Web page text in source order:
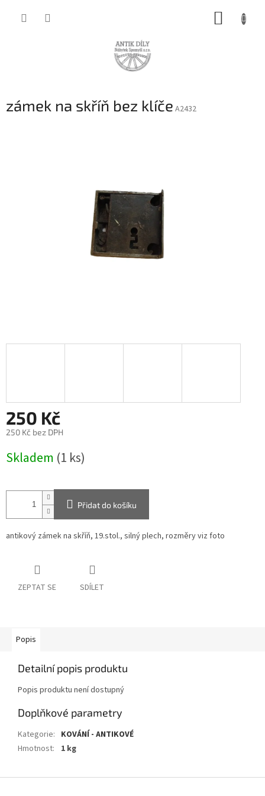
zámek na skříň bez klíče A2432
250 Kč
250 Kč bez DPH
cena:
Skladem (1 ks)
Přidat do košíku
antikový zámek na skříň, 19.stol., silný plech, rozměry viz foto
ZEPTAT SE SDÍLET
Popis
Detailní popis produktu
Popis produktu není dostupný
Doplňkové parametry
Kategorie: KOVÁNÍ - ANTIKOVÉ
Hmotnost: 1 kg